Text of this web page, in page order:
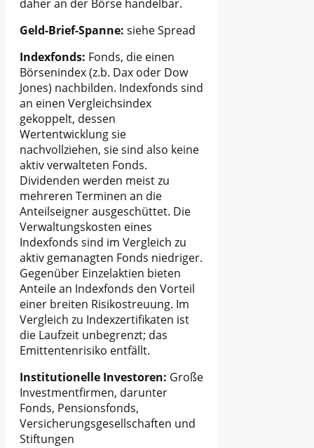
daher an der Börse handelbar.
Geld-Brief-Spanne: siehe Spread
Indexfonds: Fonds, die einen
Börsenindex (z.b. Dax oder Dow
Jones) nachbilden. Indexfonds sind
an einen Vergleichsindex
gekoppelt, dessen
Wertentwicklung sie
nachvollziehen, sie sind also keine
aktiv verwalteten Fonds.
Dividenden werden meist zu
mehreren Terminen an die
Anteilseigner ausgeschüttet. Die
Verwaltungskosten eines
Indexfonds sind im Vergleich zu
aktiv gemanagten Fonds niedriger.
Gegenüber Einzelaktien bieten
Anteile an Indexfonds den Vorteil
einer breiten Risikostreuung. Im
Vergleich zu Indexzertifikaten ist
die Laufzeit unbegrenzt; das
Emittentenrisiko entfällt.
Institutionelle Investoren: Große
Investmentfirmen, darunter
Fonds, Pensionsfonds,
Versicherungsgesellschaften und
Stiftungen